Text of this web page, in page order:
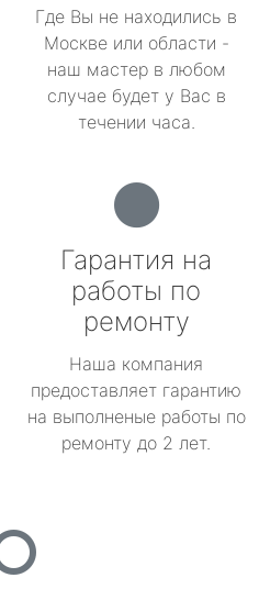
Где Вы не находились в
Москве или области -
наш мастер в любом
случае будет у Вас в
течении часа.
Гарантия на
работы по
ремонту
Наша компания
предоставляет гарантию
на выполненые работы по
ремонту до 2 лет.